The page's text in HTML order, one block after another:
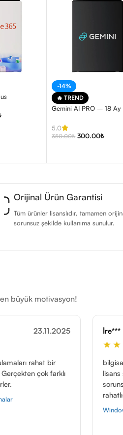
-14%
🔥 TREND
Gemini AI PRO – 18 Ay
5.0
350.00₺ 300.00₺
Orijinal Ürün Garantisi
Tüm ürünler lisanslıdır, tamamen
sorunsuz şekilde kullanıma sunulur.
büyük motivasyon!
İre***
bilgisayarıma windows 11 pro
lisans satın aldım kurulumu
sorunsuz bir şekilde aktif ettim
Windows 11 Pro OEM - Online